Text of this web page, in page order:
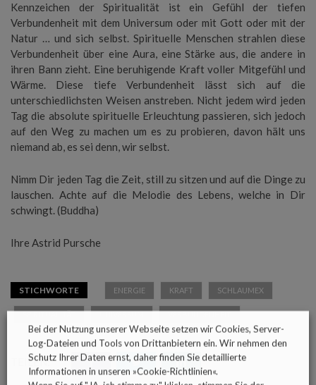
Kennzeichen der Spiritualität ist ein Gefühl der tiefen
Verbundenheit mit dem Universum oder mit Gott oder mit der
Natur … und sich selbst. Spirituelle Menschen strahlen diese
Verbundenheit über eine Aura, eine Stärke aus, die andere in
ihren Bann zieht. Eine beruhigende Kraft voller Mitgefühl und
Wärme. Diese tiefe Verbundenheit lässt sich auf die
unterschiedlichsten Weisen anstreben. Nicht jedem wird jeden
Tag die absolute spirituelle Erleuchtung passieren, sich jedoch
auf den Weg zu machen um es zu probieren, davon hält uns
niemand ab, es sei denn, wir selbst.
Nimm Dir jeden Tag die Zeit, still zu sitzen und auf die Dinge zu
lauschen. Achte auf die Melodie des Lebens, welche in Dir
schwingt. (Buddha)
Ihre Astrid Pursche
STICHWORTE ENERGIE KRAFT SCHLAUMEX
SPIRITUALITÄT UNIVERSUM VERBUNDENHEIT
TEILEN:
Bei der Nutzung unserer Webseite setzen wir Cookies, Server-
Log-Dateien und Tools von Drittanbietern ein. Wir nehmen den
Schutz Ihrer Daten ernst, daher finden Sie detaillierte
Informationen in unseren »Cookie-Richtlinien«.